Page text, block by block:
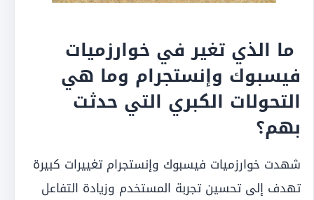
ما الذي تغير في خوارزميات
فيسبوك وإنستجرام وما هي
التحولات الكبري التي حدثت
بهم؟
شهدت خوارزميات فيسبوك وإنستجرام تغييرات كبيرة
تهدف إلى تحسين تجربة المستخدم وزيادة التفاعل